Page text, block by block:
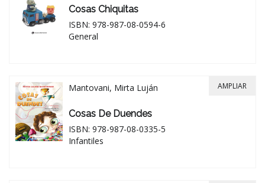
Cosas Chiquitas
ISBN: 978-987-08-0594-6
General
Mantovani, Mirta Luján
Cosas De Duendes
ISBN: 978-987-08-0335-5
Infantiles
AMPLIAR